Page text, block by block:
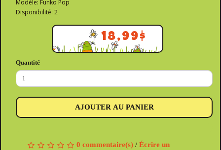
Modèle: Funko Pop
Disponibilité: 2
18,99$
Quantité
AJOUTER AU PANIER
0 commentaire(s) / Écrire un